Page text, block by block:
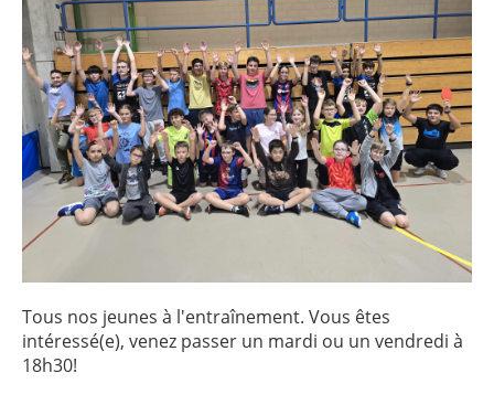
Tous nos jeunes à l'entraînement. Vous êtes
intéressé(e), venez passer un mardi ou un vendredi à
18h30!